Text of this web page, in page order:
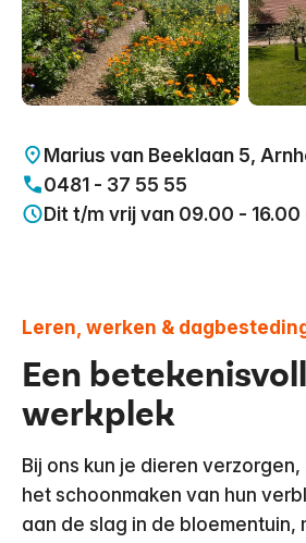
Marius van Beeklaan 5,
0481 - 37 55 55
Dit t/m vrij van 09.00 - 16.00
Leren, werken &
Een
werkplek
Bij ons kun je dieren
het schoonmaken van hun
aan de slag in de bloementuin,